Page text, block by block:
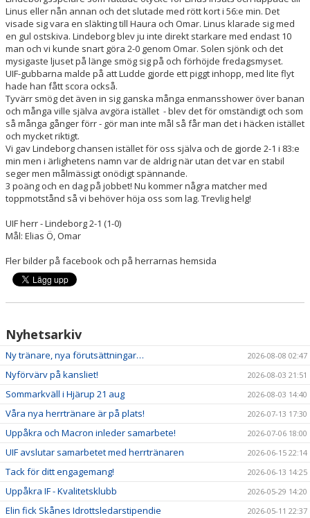
Linus eller nån annan och det slutade med rött kort i 56:e min. Det
visade sig vara en släkting till Haura och Omar. Linus klarade sig med
en gul ostskiva. Lindeborg blev ju inte direkt starkare med endast 10
man och vi kunde snart göra 2-0 genom Omar. Solen sjönk och det
mysigaste ljuset på länge smög sig på och förhöjde fredagsmyset.
UIF-gubbarna malde på att Ludde gjorde ett piggt inhopp, med lite flyt
hade han fått scora också.
Tyvärr smög det även in sig ganska många enmansshower över banan
och många ville själva avgöra istället - blev det för omständigt och som
så många gånger förr - gör man inte mål så får man det i häcken istället
och mycket riktigt.
Vi gav Lindeborg chansen istället för oss själva och de gjorde 2-1 i 83:e
min men i ärlighetens namn var de aldrig när utan det var en stabil
seger men målmässigt onödigt spännande.
3 poäng och en dag på jobbet! Nu kommer några matcher med
toppmotstånd så vi behöver höja oss som lag. Trevlig helg!
UIF herr - Lindeborg 2-1 (1-0)
Mål: Elias Ö, Omar
Fler bilder på facebook och på herrarnas hemsida
Nyhetsarkiv
Ny tränare, nya förutsättningar… 2026-08-08 02:47
Nyförvärv på kansliet! 2026-08-03 21:51
Sommarkväll i Hjärup 21 aug 2026-08-03 14:40
Våra nya herrtränare är på plats! 2026-07-13 17:30
Uppåkra och Macron inleder samarbete! 2026-07-06 18:00
UIF avslutar samarbetet med herrtränaren 2026-06-15 22:14
Tack för ditt engagemang! 2026-06-13 14:25
Uppåkra IF - Kvalitetsklubb 2026-05-29 14:20
Elin fick Skånes Idrottsledarstipendie 2026-05-11 22:37